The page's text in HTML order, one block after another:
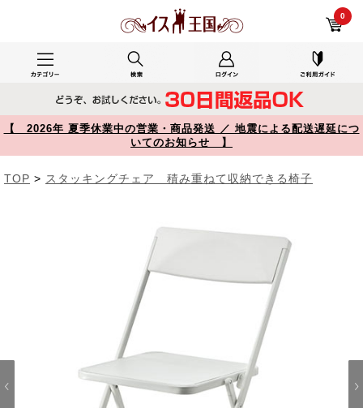
0
【 2026年 夏季休業中の営業・商品発送 ／ 地震による配送遅延につ
いてのお知らせ 】
TOP > スタッキングチェア 積み重ねて収納できる椅子